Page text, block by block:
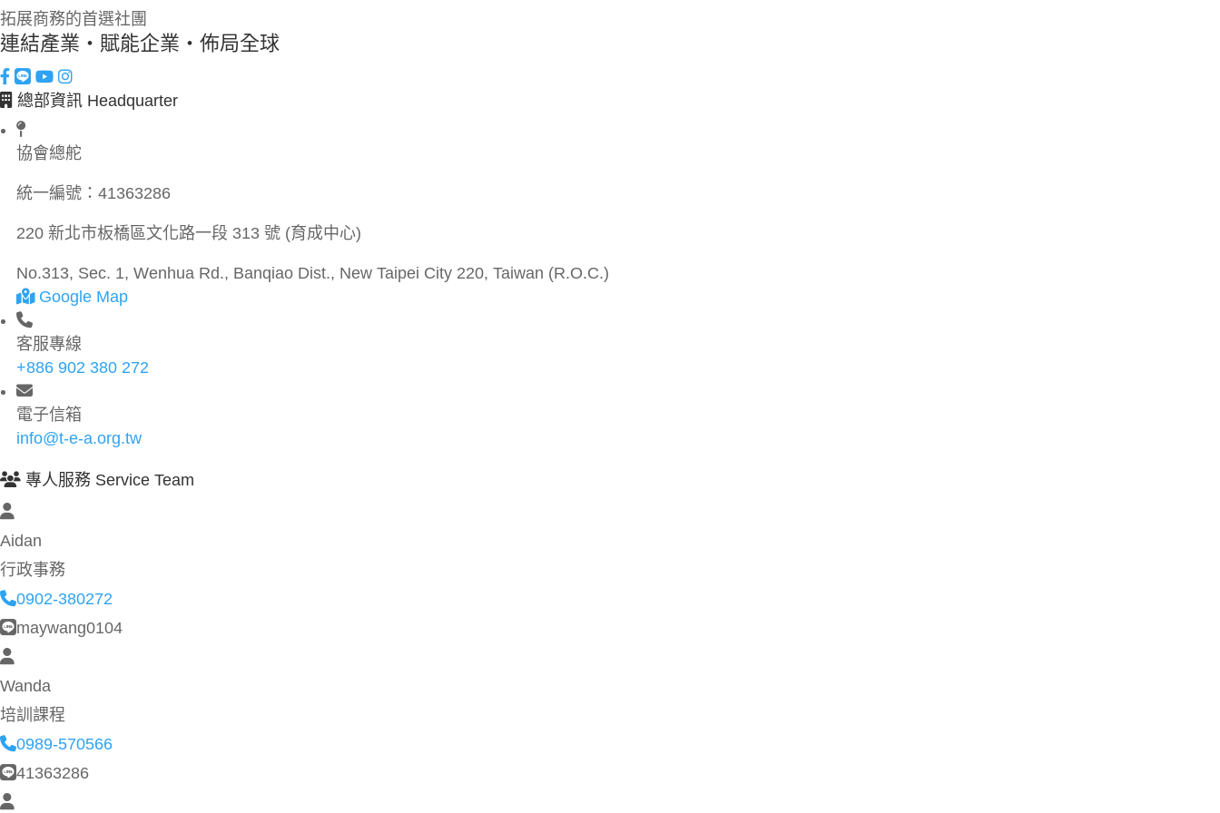
拓展商務的首選社團
連結產業・賦能企業・佈局全球
總部資訊 Headquarter
協會總舵
統一編號： 41363286
220 新北市板橋區文化路一段 313 號 (育成中心)
No.313, Sec. 1, Wenhua Rd., Banqiao Dist., New Taipei City 220, Taiwan (R.O.C.)
Google Map
客服專線
+886 902 380 272
電子信箱
info@t-e-a.org.tw
專人服務 Service Team
Aidan
行政事務
0902-380272
maywang0104
Wanda
培訓課程
0989-570566
41363286